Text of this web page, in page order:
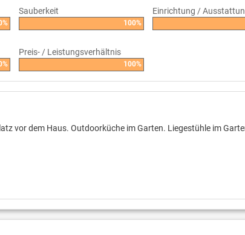
Sauberkeit
100%
Einrichtung /
Preis- / Leistungsverhältnis
100%
vor dem Haus. Outdoorküche im Garten. Liegestühle im